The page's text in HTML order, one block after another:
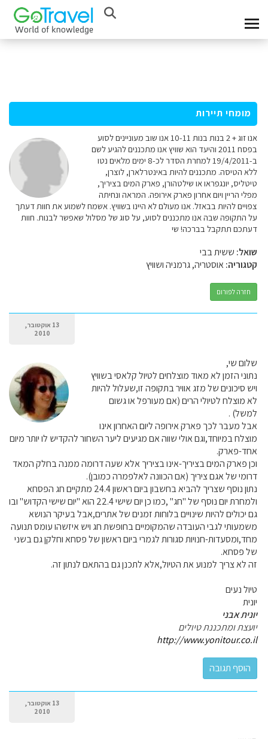
מומחי תיירות
אנו זוג + 2 בנות בנות 10-11 אנו שוב מעוניינים לסוע
בפסח 2011 והיעד הוא שוויץ אנו מתכננים להגיע לשם
ב-19/4/2011 למחרת הסדר לכ-8 ימים מלאים נטו
ללא הטיסה. מתכננים להיות באינטרלארן, לוצרן,
טיטליס, יונגפראו או שילטהורן, פארק המים בציריך,
מפלי הריין ויום אחרון פארק אירופה. המראה ונחיתה
צפויים להיות בבאזל. אנו מעולם לא היינו בשוויץ. אשמח לשמוע את חוות דעתך
על התקופה שבה אנו מתכננים לסוע, על סוג של מסלול שאפשר לבנות. חוות
דעתכם תתקבל בברכה! שי
שואל: ששית בבי
קטגוריה:אוסטריה, גרמניה ושוויץ
חזרה לפורום
13 אוקטובר,
2010
שלום שי,
נתוני הזמן לא מאוד מוצלחים לטיול קלאסי בשוויץ
ויש סיכונים של מזג אוויר בתקופה זו,שעלול להיות
לא מוצלח לטיולי הרים (אם מעורפל או גשום
למשל) .
אבל מעבר לכך פארק אירופה ליום האחרון אינו
מוצלח במיוחד,וגם אולי שווה אם מגיעים ליער השחור להקדיש לו יותר מיום
אחד-פארק.
וכן פארק המים בציריך-אינו בציריך אלא שעה דרומה ממנה בחלק המאד
דרומי של אגם ציריך (אם הכוונה לאלפמרה כמובן).
נתון נוסף שצריך להביא בחשבון ביום ראשון 24.4 מתקיים חג הפסחא
ולמחרת יום נוסף של "חג" ,כמו כן יום שישי 22.4 הוא "יום שישי הקדוש" ובו
גם יכולים להיות שינויים בלוחות זמנים של אתרים,אבל בעיקר הנושא
משמעותי לגבי העובדה שהמקומיים בחופשת חג ויש איזשהו עומס תנועה
מחד,ומסעדות-חנויות סגורות לגמרי ביום ראשון של פסחא וחלקן גם בשני
של פסחא.
זה לא צריך למנוע את הטיול,אלא לתכנן גם בהתאם לנתון זה.
טיול נעים
יונית
יונית אבני
יועצת ומתכננת טיולים
http://www.yonitour.co.il
13 אוקטובר,
2010